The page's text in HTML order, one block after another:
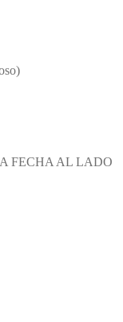
FECHA AL LADO